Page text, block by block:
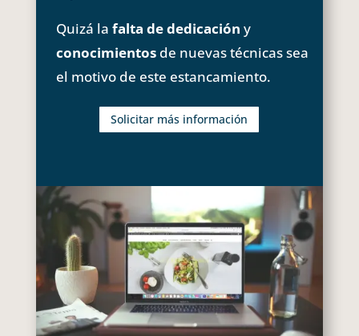
Quizá la falta de dedicación y
conocimientosde nuevas técnicas sea
el motivo de este estancamiento.
Solicitar más información